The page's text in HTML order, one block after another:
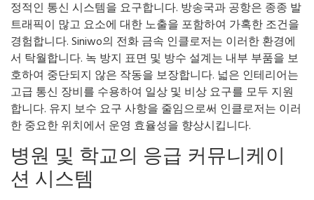
정적인 통신 시스템을 요구합니다. 방송국과 공항은 종종 발
트래픽이 많고 요소에 대한 노출을 포함하여 가혹한 조건을
경험합니다. Siniwo의 전화 금속 인클로저는 이러한 환경에
서 탁월합니다. 녹 방지 표면 및 방수 설계는 내부 부품을 보
호하여 중단되지 않은 작동을 보장합니다. 넓은 인테리어는
고급 통신 장비를 수용하여 일상 및 비상 요구를 모두 지원
합니다. 유지 보수 요구 사항을 줄임으로써 인클로저는 이러
한 중요한 위치에서 운영 효율성을 향상시킵니다.
병원 및 학교의 응급 커뮤니케이
션 시스템